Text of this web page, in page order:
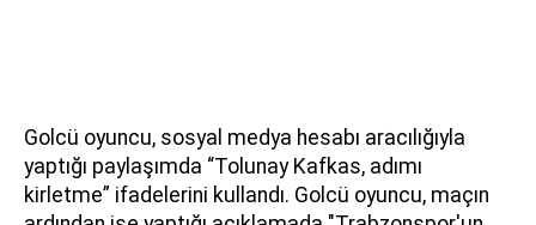
Golcü oyuncu, sosyal medya hesabı aracılığıyla
yaptığı paylaşımda “Tolunay Kafkas, adımı
kirletme” ifadelerini kullandı. Golcü oyuncu, maçın